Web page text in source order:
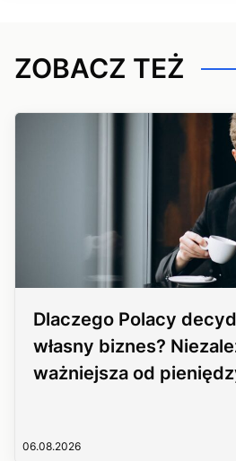
ZOBACZ TEŻ
Dlaczego Polacy
własny biznes?
ważniejsza od
06.08.2026